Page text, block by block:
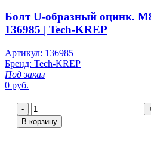
Болт U-образный оцинк.
136985 | Tech-KREP
Артикул: 136985
Бренд: Tech-KREP
Под заказ
0 руб.
-
В корзину